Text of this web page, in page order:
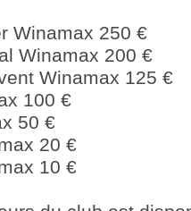
Winamax 250 €
Winamax 200 €
Winamax 125 €
100 €
50 €
20 €
10 €